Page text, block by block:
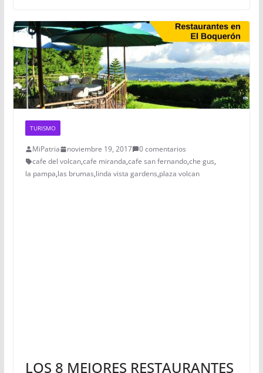
TURISMO
MiPatria noviembre 19, 2017
0 comentarios
cafe del volcan,cafe miranda,cafe san fernando,che gus,
la pampa,las brumas,linda vista gardens,plaza volcan
LOS 8 MEJORES RESTAURANTES